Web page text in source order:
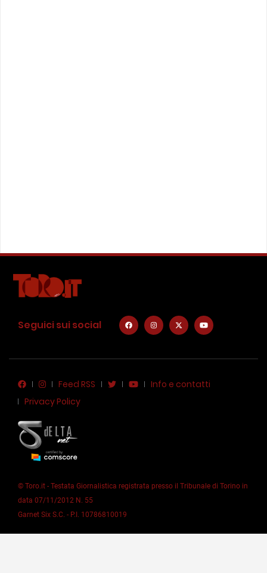
Seguici sui social
Feed RSS
Info e contatti
Privacy Policy
© Toro.it - Testata Giornalistica registrata presso il Tribunale di Torino in
data 07/11/2012 N. 55
Garnet Six S.C. - P.I. 10786810019